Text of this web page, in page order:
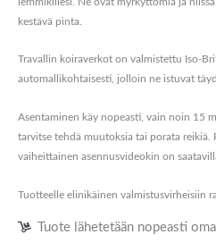
kestävä pinta.
Travallin koiraverkot on valmistettu Iso-
automallikohtaisesti, jolloin ne istuvat
Asentaminen käy nopeasti, vain noin 15
tarvitse tehdä muutoksia tai porata reikiä.
vaiheittainen asennusvideokin on
Tuotteelle elinikäinen valmistusvirheisiin
Tuote lähetetään nopeasti